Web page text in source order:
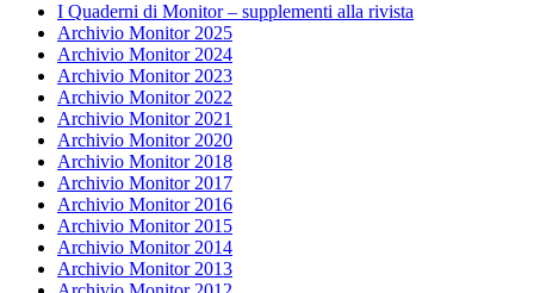
I Quaderni di Monitor – supplementi alla rivista
Archivio Monitor 2025
Archivio Monitor 2024
Archivio Monitor 2023
Archivio Monitor 2022
Archivio Monitor 2021
Archivio Monitor 2020
Archivio Monitor 2018
Archivio Monitor 2017
Archivio Monitor 2016
Archivio Monitor 2015
Archivio Monitor 2014
Archivio Monitor 2013